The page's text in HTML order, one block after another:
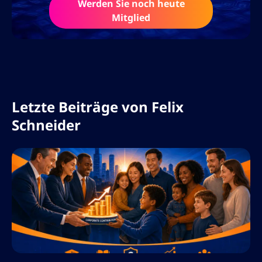
sein Wissen durch Online-Kurse, Podcasts
und interaktive Webinare. Mit seiner
Leidenschaft für Finanzbildung und
Werden Sie noch heute
Mitglied
Letzte Beiträge von Felix
Schneider